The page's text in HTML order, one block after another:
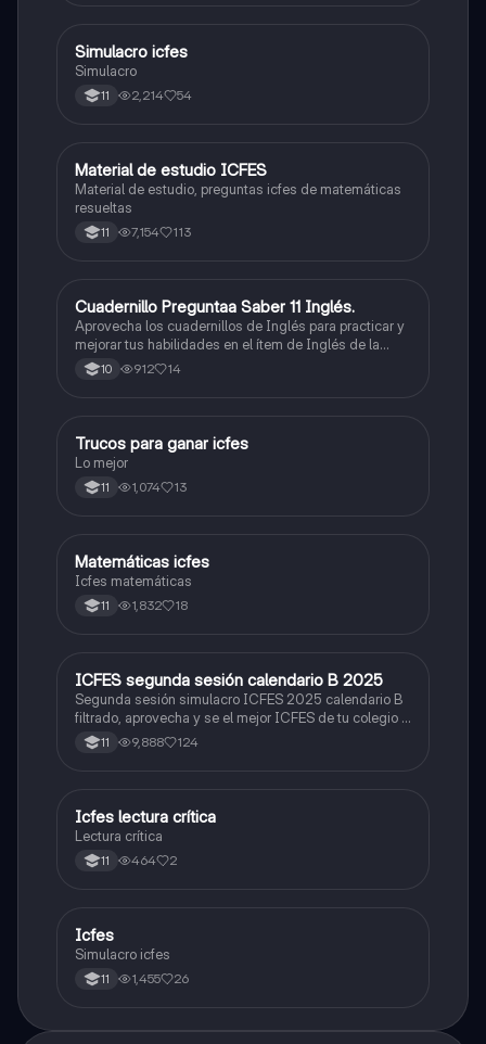
ICFES: Lectura Crítica
Simulacro icfes
Simulacro
11 2,214 54
ICFES: Matemáticas
Material de estudio ICFES
Material de estudio, preguntas icfes de matemáticas
resueltas
11 7,154 113
ICFES: Inglés
Cuadernillo Preguntaa Saber 11 Inglés.
Aprovecha los cuadernillos de Inglés para practicar y
mejorar tus habilidades en el ítem de Inglés de la
Prueba Saber 11. 🫡
10 912 14
Química
Trucos para ganar icfes
Lo mejor
11 1,074 13
ICFES: Matemáticas
Matemáticas icfes
Icfes matemáticas
11 1,832 18
ICFES: Lectura Crítica
ICFES segunda sesión calendario B 2025
Segunda sesión simulacro ICFES 2025 calendario B
filtrado, aprovecha y se el mejor ICFES de tu colegio y
poder ingresar a universidad, y estudiar aquella
carrera con la que tanto sueñas.
11 9,888 124
Lengua Castellana
Icfes lectura crítica
Lectura crítica
11 464 2
ICFES: Sociales y Ciudadanas
Icfes
Simulacro icfes
11 1,455 26